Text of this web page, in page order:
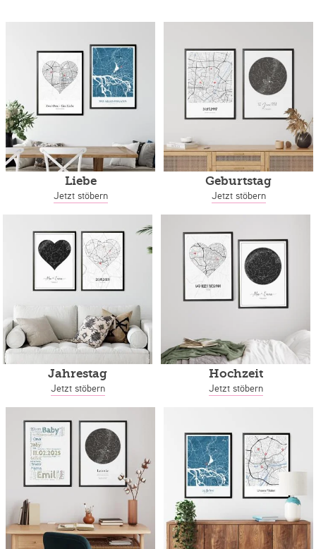
Liebe
Jetzt stöbern
Geburtstag
Jetzt stöbern
Jahrestag
Jetzt stöbern
Hochzeit
Jetzt stöbern